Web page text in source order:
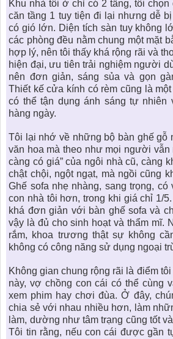
Khu nhà tôi ở chỉ có 2 tầng, tôi chọn
căn tầng 1 tuy tiện đi lại nhưng dễ
có gió lớn. Diện tích sàn tuy không
các phòng đều nằm chung một mặt
hợp lý, nên tôi thấy khá rộng rãi và
hiện đại, ưu tiên trải nghiệm người
nên đơn giản, sáng sủa và gọn
Thiết kế cửa kính có rèm cũng là
có thể tận dụng ánh sáng tự nhiên
hàng ngày.
Tôi lại nhớ về những bộ bàn ghế gỗ
văn hoa mà theo như mọi người vẫn
càng có giá” của ngôi nhà cũ, càng
chật chội, ngột ngạt, mà ngồi cũng
Ghế sofa nhẹ nhàng, sang trọng,
con nhà tôi hơn, trong khi giá chỉ 1/
khá đơn giản với bàn ghế sofa và
vậy là đủ cho sinh hoạt và thẩm mĩ.
rắm, khoa trương thật sự không
không có công năng sử dụng ngoại
Không gian chung rộng rãi là điểm
này, vợ chồng con cái có thể cùng
xem phim hay chơi đùa. Ở đây,
chia sẻ với nhau nhiều hơn, làm
làm, dường như tâm trạng cũng tốt
Tôi tin rằng, nếu con cái được gần